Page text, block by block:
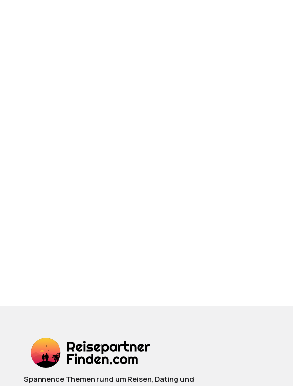
Spannende Themen rund um Reisen, Dating und